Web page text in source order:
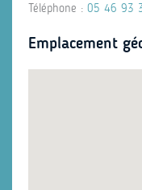
Téléphone : 05 46 93
Emplacement